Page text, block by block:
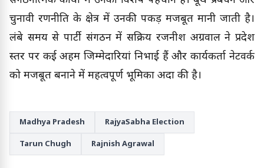
चुनावी रणनीति के क्षेत्र में उनकी पकड़ मजबूत मानी जाती है।
लंबे समय से पार्टी संगठन में सक्रिय रजनीश अग्रवाल ने प्रदेश
स्तर पर कई अहम जिम्मेदारियां निभाई हैं और कार्यकर्ता नेटवर्क
को मजबूत बनाने में महत्वपूर्ण भूमिका अदा की है।
Madhya Pradesh RajyaSabha Election
Tarun Chugh Rajnish Agrawal